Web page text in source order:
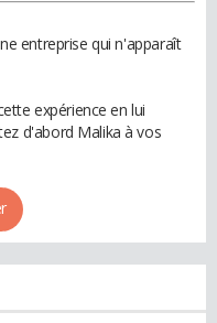
entreprise qui n'apparaît
expérience en lui
d'abord Malika à vos